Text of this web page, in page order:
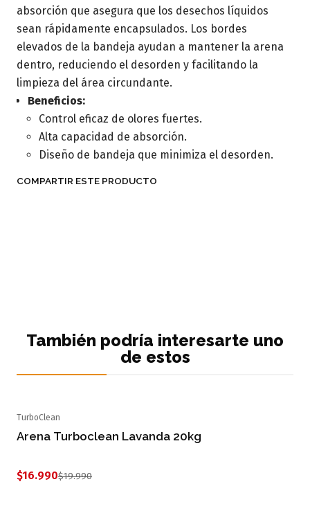
absorción que asegura que los desechos líquidos
sean rápidamente encapsulados. Los bordes
elevados de la bandeja ayudan a mantener la arena
dentro, reduciendo el desorden y facilitando la
limpieza del área circundante.
Beneficios:
Control eficaz de olores fuertes.
Alta capacidad de absorción.
Diseño de bandeja que minimiza el desorden.
COMPARTIR ESTE PRODUCTO
También podría interesarte uno
de estos
TurboClean
Arena Turboclean Lavanda 20kg
$16.990$19.990